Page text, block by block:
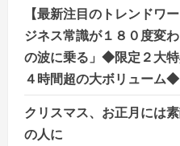
航
空
券・
LCC
の
比
較・
予
約
【最新注目のトレンドワ
ジネス常識が１８０度変
の波に乗る」◆限定２大
４時間超の大ボリューム◆
クリスマス、お正月には
の人に